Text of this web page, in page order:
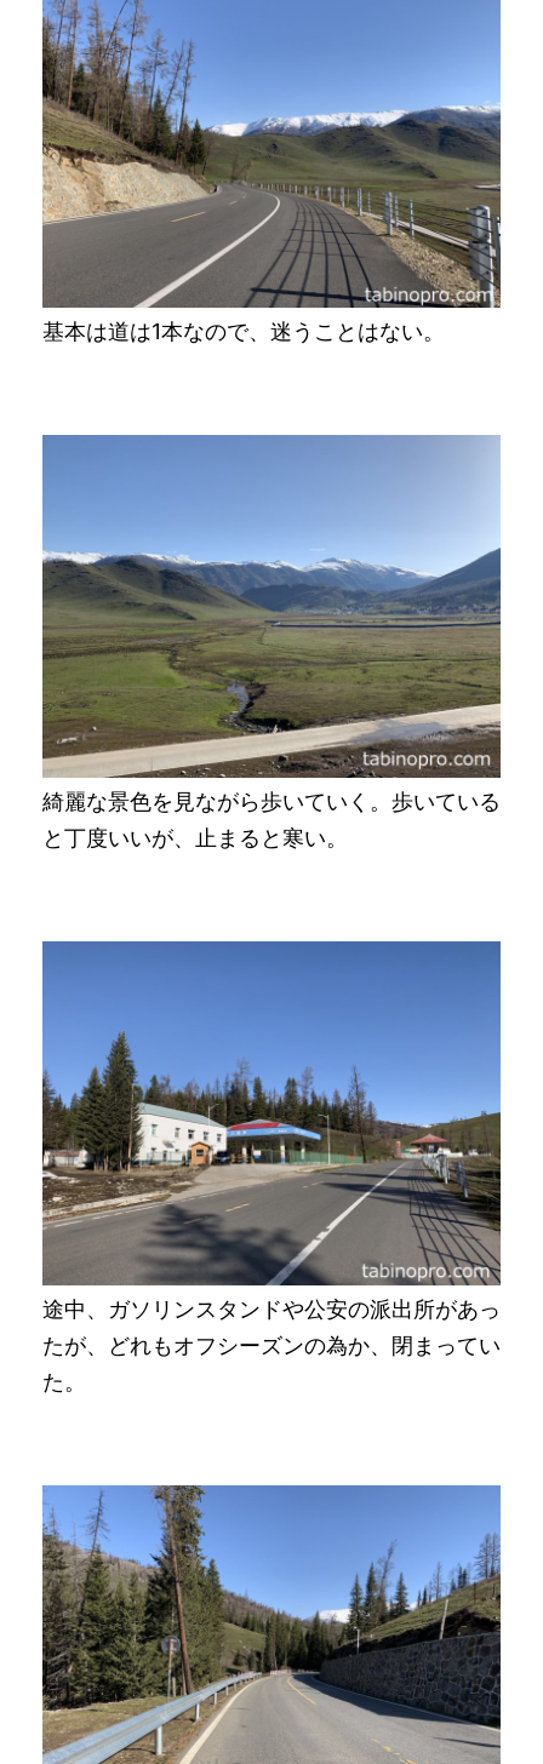
基本は道は1本なので、迷うことはない。
綺麗な景色を見ながら歩いていく。歩いている
と丁度いいが、止まると寒い。
途中、ガソリンスタンドや公安の派出所があっ
たが、どれもオフシーズンの為か、閉まってい
た。